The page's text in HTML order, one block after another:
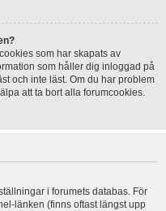
som har skapats av
som håller dig inloggad på
och inte läst. Om du har problem
att ta bort alla forumcookies.
i forumets databas. För
länken (finns oftast längst upp